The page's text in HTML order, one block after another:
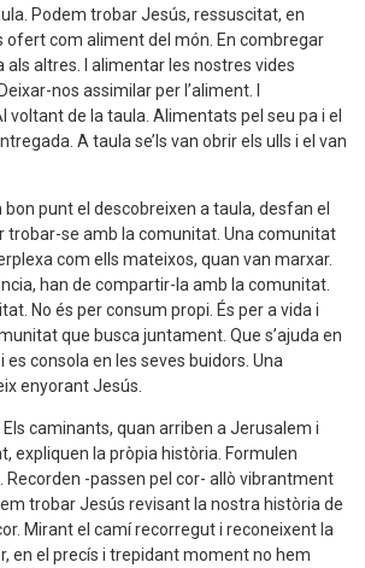
Podem trobar Jesús, ressuscitat, en
ofert com aliment del món. En combregar
als altres. I alimentar les nostres vides
nos assimilar per l’aliment. I
voltant de la taula. Alimentats pel seu pa i el
A taula se’ls van obrir els ulls i el van
punt el descobreixen a taula, desfan el
trobar-se amb la comunitat. Una comunitat
com ells mateixos, quan van marxar.
han de compartir-la amb la comunitat.
No és per consum propi. És per a vida i
que busca juntament. Que s’ajuda en
es consola en les seves buidors. Una
enyorant Jesús.
caminants, quan arriben a Jerusalem i
expliquen la pròpia història. Formulen
Recorden -passen pel cor- allò vibrantment
trobar Jesús revisant la nostra història de
Mirant el camí recorregut i reconeixent la
en el precís i trepidant moment no hem